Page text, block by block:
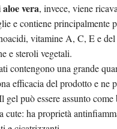
vera, invece, viene
e contiene principalmente
vitamine A, C, E e
e steroli vegetali.
contengono una grande
efficacia del prodotto e ne
gel può essere assunto come
cute: ha proprietà